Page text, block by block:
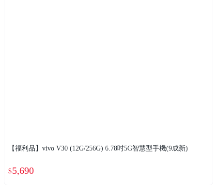
【福利品】vivo V30 (12G/256G) 6.78吋5G智慧型手機(9成新)
$5,690